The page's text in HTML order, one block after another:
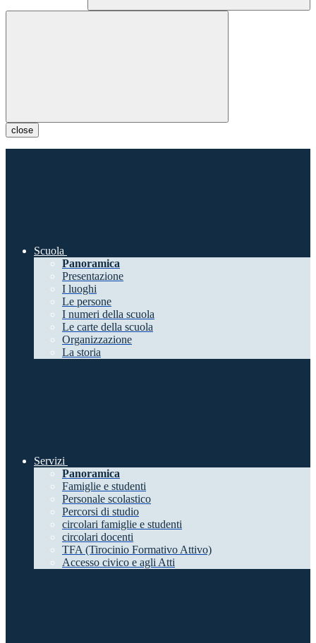
close
Scuola
Panoramica
Presentazione
I luoghi
Le persone
I numeri della scuola
Le carte della scuola
Organizzazione
La storia
Servizi
Panoramica
Famiglie e studenti
Personale scolastico
Percorsi di studio
circolari famiglie e studenti
circolari docenti
TFA (Tirocinio Formativo Attivo)
Accesso civico e agli Atti